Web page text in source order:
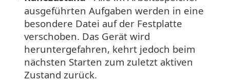
ausgeführten Aufgaben werden in eine
besondere Datei auf der Festplatte
verschoben. Das Gerät wird
heruntergefahren, kehrt jedoch beim
nächsten Starten zum zuletzt aktiven
Zustand zurück.